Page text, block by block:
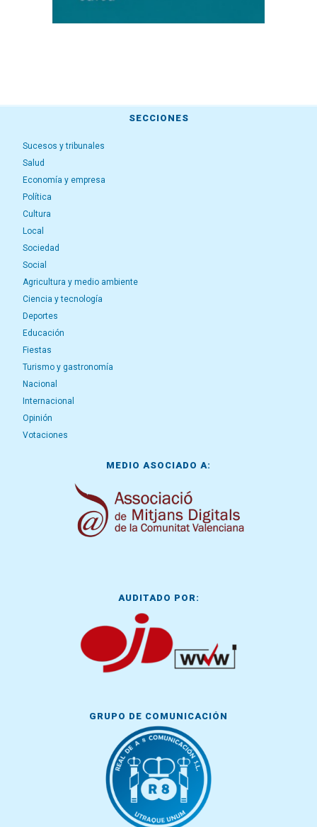
SECCIONES
Sucesos y tribunales
Salud
Economía y empresa
Política
Cultura
Local
Sociedad
Social
Agricultura y medio ambiente
Ciencia y tecnología
Deportes
Educación
Fiestas
Turismo y gastronomía
Nacional
Internacional
Opinión
Votaciones
MEDIO ASOCIADO A:
AUDITADO POR:
GRUPO DE COMUNICACIÓN